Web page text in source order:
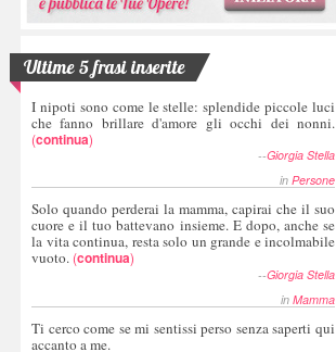
Ultime 5 frasi inserite
I nipoti sono come le stelle: splendide piccole luci
che fanno brillare d'amore gli occhi dei nonni.
(continua)
--Giorgia Stella
in Persone
Solo quando perderai la mamma, capirai che il suo
cuore e il tuo battevano insieme. E dopo, anche se
la vita continua, resta solo un grande e incolmabile
vuoto. (continua)
--Giorgia Stella
in Mamma
Ti cerco come se mi sentissi perso senza saperti qui
accanto a me.